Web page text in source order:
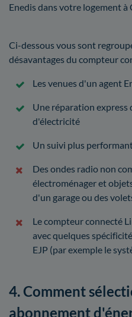
Enedis dans votre logement à
Ci-dessous vous sont
désavantages du compteur
Les venues d'un agent
Une réparation express
d'électricité
Un suivi plus
Des ondes radio non
électroménager et
d'un garage ou des
Le compteur connecté
avec quelques
EJP (par exemple le
4. Comment
abonnement